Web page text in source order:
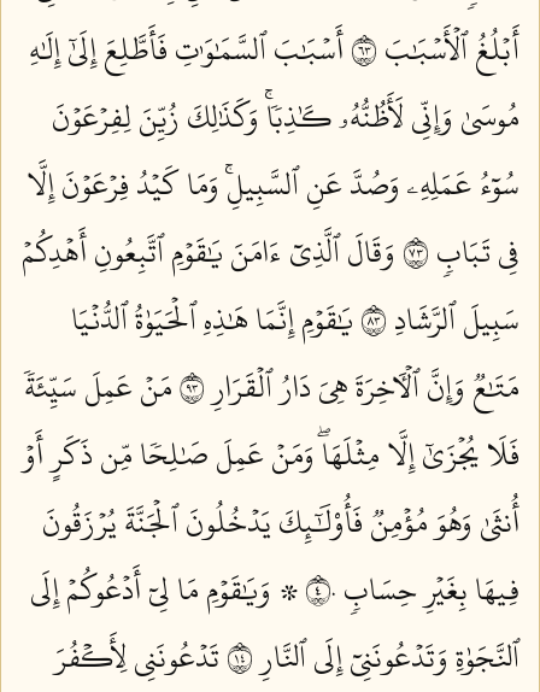
أَبۡلُغُ ٱلۡأَسۡبَٰبَ ٣٦
أَسۡبَٰبَ ٱلسَّمَٰوَٰتِ فَأَطَّلِعَ إِلَىٰٓ إِلَٰهِ
مُوسَىٰ وَإِنِّي لَأَظُنُّهُۥ كَٰذِبٗاۚ وَكَذَٰلِكَ زُيِّنَ لِفِرۡعَوۡنَ
سُوٓءُ عَمَلِهِۦ وَصُدَّ عَنِ ٱلسَّبِيلِۚ وَمَا كَيۡدُ فِرۡعَوۡنَ إِلَّا
فِي تَبَابٖ ٣٧
وَقَالَ ٱلَّذِيٓ ءَامَنَ يَٰقَوۡمِ ٱتَّبِعُونِ أَهۡدِكُمۡ
سَبِيلَ ٱلرَّشَادِ ٣٨
يَٰقَوۡمِ إِنَّمَا هَٰذِهِ ٱلۡحَيَوٰةُ ٱلدُّنۡيَا
مَتَٰعٞ وَإِنَّ ٱلۡأٓخِرَةَ هِيَ دَارُ ٱلۡقَرَارِ ٣٩
مَنۡ عَمِلَ سَيِّئَةٗ
فَلَا يُجۡزَىٰٓ إِلَّا مِثۡلَهَاۖ وَمَنۡ عَمِلَ صَٰلِحٗا مِّن ذَكَرٍ أَوۡ
أُنثَىٰ وَهُوَ مُؤۡمِنٞ فَأُوْلَٰٓئِكَ يَدۡخُلُونَ ٱلۡجَنَّةَ يُرۡزَقُونَ
فِيهَا بِغَيۡرِ حِسَابٖ ٤٠
۞ وَيَٰقَوۡمِ مَا لِيٓ أَدۡعُوكُمۡ إِلَى
ٱلنَّجَوٰةِ وَتَدۡعُونَنِيٓ إِلَى ٱلنَّارِ ٤١
تَدۡعُونَنِي لِأَكۡفُرَ